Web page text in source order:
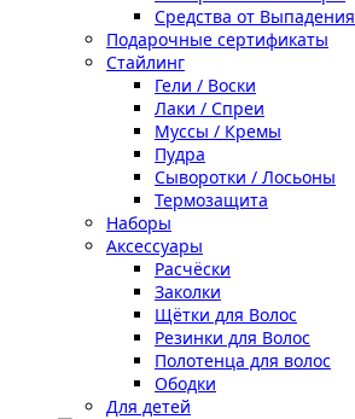
Средства от Выпадения
Подарочные сертификаты
Стайлинг
Гели / Воски
Лаки / Спреи
Муссы / Кремы
Пудра
Сыворотки / Лосьоны
Термозащита
Наборы
Аксессуары
Расчёски
Заколки
Щётки для Волос
Резинки для Волос
Полотенца для волос
Ободки
Для детей